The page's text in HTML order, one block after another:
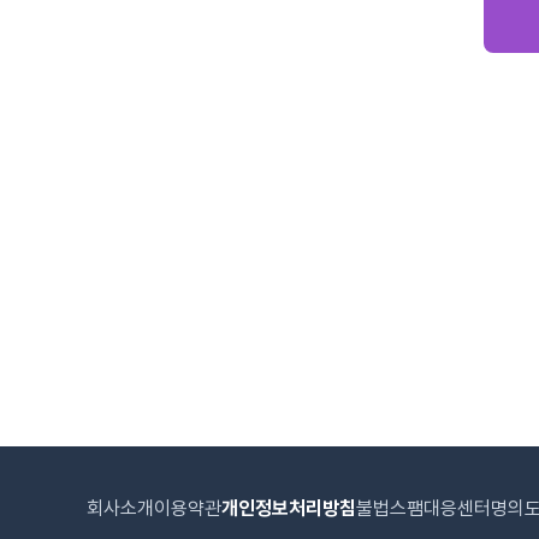
회사소개 이용약관개인정보처리방침불법스팸대응센터 명의